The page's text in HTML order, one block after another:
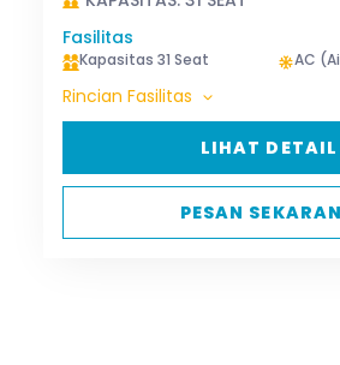
Fasilitas
Kapasitas 31 Seat AC
Rincian Fasilitas
LIHAT DETAIL
PESAN